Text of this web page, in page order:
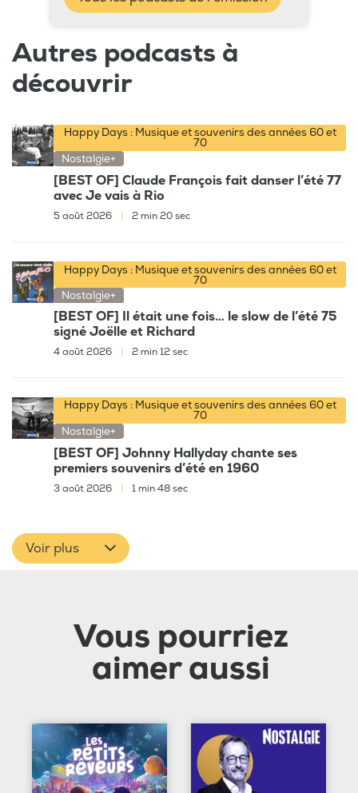
Autres podcasts à
découvrir
Happy Days : Musique et souvenirs des années 60 et
70
Nostalgie+
[BEST OF] Claude François fait danser l’été 77
avec Je vais à Rio
5 août 2026 2 min 20 sec
Happy Days : Musique et souvenirs des années 60 et
70
Nostalgie+
[BEST OF] Il était une fois… le slow de l’été 75
signé Joëlle et Richard
4 août 2026 2 min 12 sec
Happy Days : Musique et souvenirs des années 60 et
70
Nostalgie+
[BEST OF] Johnny Hallyday chante ses
premiers souvenirs d’été en 1960
3 août 2026 1 min 48 sec
Voir plus
Vous pourriez
aimer aussi